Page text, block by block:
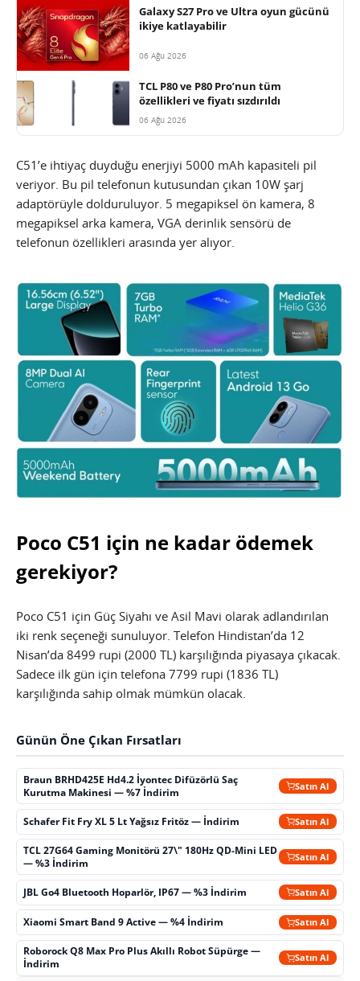
Galaxy S27 Pro ve Ultra oyun gücünü
ikiye katlayabilir
06 Ağu 2026
TCL P80 ve P80 Pro’nun tüm
özellikleri ve fiyatı sızdırıldı
06 Ağu 2026
C51’e ihtiyaç duyduğu enerjiyi 5000 mAh kapasiteli pil
veriyor. Bu pil telefonun kutusundan çıkan 10W şarj
adaptörüyle dolduruluyor. 5 megapiksel ön kamera, 8
megapiksel arka kamera, VGA derinlik sensörü de
telefonun özellikleri arasında yer alıyor.
Poco C51 için ne kadar ödemek
gerekiyor?
Poco C51 için Güç Siyahı ve Asil Mavi olarak adlandırılan
iki renk seçeneği sunuluyor. Telefon Hindistan’da 12
Nisan’da 8499 rupi (2000 TL) karşılığında piyasaya çıkacak.
Sadece ilk gün için telefona 7799 rupi (1836 TL)
karşılığında sahip olmak mümkün olacak.
Günün Öne Çıkan Fırsatları
Braun BRHD425E Hd4.2 İyontec Difüzörlü Saç
Kurutma Makinesi — %7 İndirim
Satın Al
Schafer Fit Fry XL 5 Lt Yağsız Fritöz — İndirim Satın Al
TCL 27G64 Gaming Monitörü 27\" 180Hz QD-Mini LED
— %3 İndirim
Satın Al
JBL Go4 Bluetooth Hoparlör, IP67 — %3 İndirim Satın Al
Xiaomi Smart Band 9 Active — %4 İndirim Satın Al
Roborock Q8 Max Pro Plus Akıllı Robot Süpürge —
İndirim
Satın Al